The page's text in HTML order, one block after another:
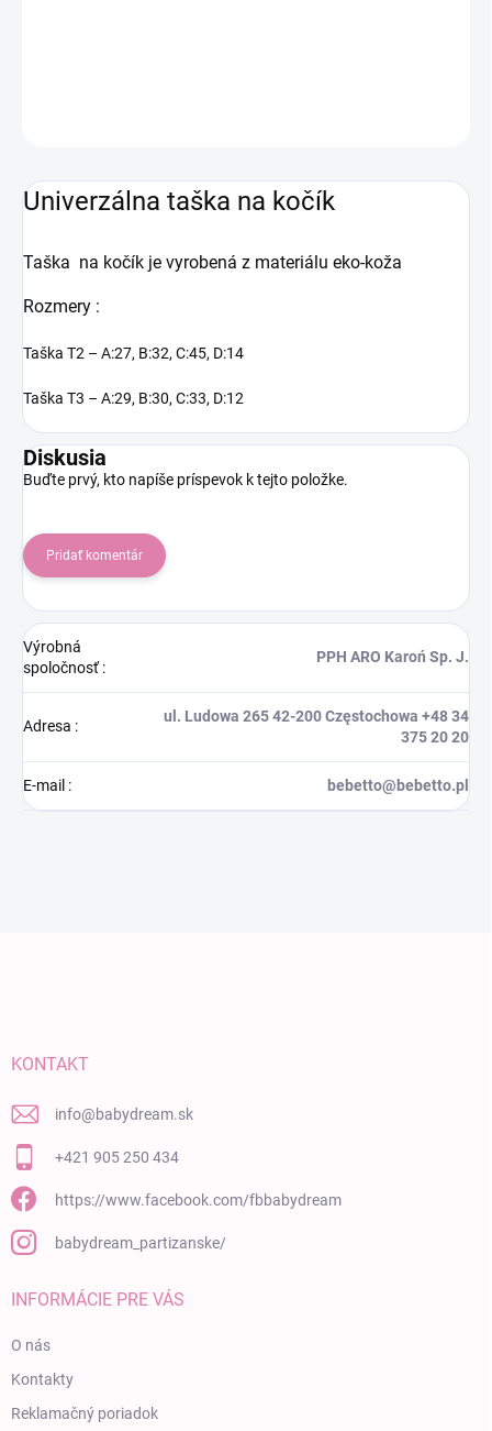
Univerzálna taška na kočík
Taška na kočík je vyrobená z materiálu eko-koža
Rozmery :
Taška T2 – A:27, B:32, C:45, D:14
Taška T3 – A:29, B:30, C:33, D:12
Diskusia
Buďte prvý, kto napíše príspevok k tejto položke.
Pridať komentár
Výrobná
spoločnosť:
PPH ARO Karoń Sp. J.
Adresa :
ul. Ludowa 265 42-200 Częstochowa +48 34
375 20 20
E-mail : bebetto@bebetto.pl
KONTAKT
info@babydream.sk
+421 905 250 434
https://www.facebook.com/fbbabydream
babydream_partizanske/
INFORMÁCIE PRE VÁS
O nás
Kontakty
Reklamačný poriadok